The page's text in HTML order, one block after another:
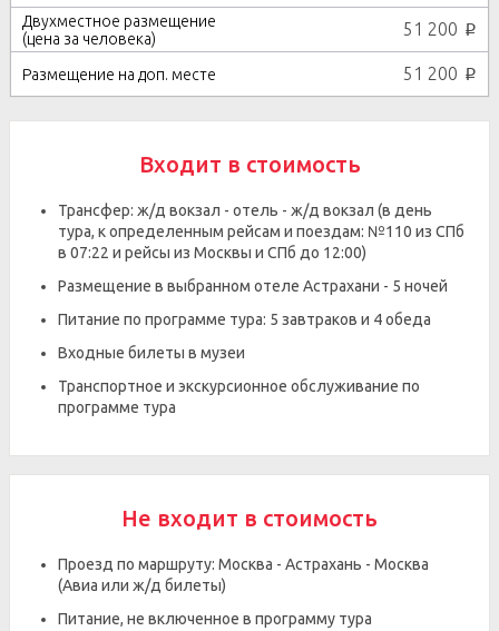
51 200 p
51 200 p
Входит в стоимость
Трансфер: ж/д вокзал - отель - ж/д вокзал (в день
тура, к определенным рейсам и поездам: №110 из СПб
в 07:22 и рейсы из Москвы и СПб до 12:00)
Размещение в выбранном отеле Астрахани - 5 ночей
Питание по программе тура: 5 завтраков и 4 обеда
Входные билеты в музеи
Транспортное и экскурсионное обслуживание по
программе тура
Не входит в стоимость
Проезд по маршруту: Москва - Астрахань - Москва
(Авиа или ж/д билеты)
Питание, не включенное в программу тура